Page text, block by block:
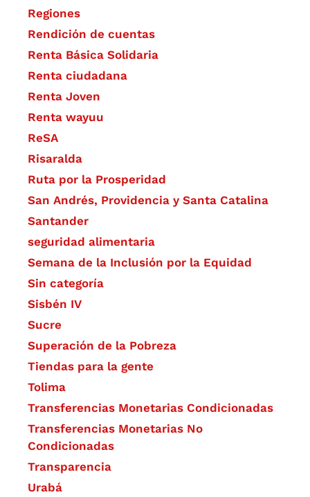
Regiones
Rendición de cuentas
Renta Básica Solidaria
Renta ciudadana
Renta Joven
Renta wayuu
ReSA
Risaralda
Ruta por la Prosperidad
San Andrés, Providencia y Santa Catalina
Santander
seguridad alimentaria
Semana de la Inclusión por la Equidad
Sin categoría
Sisbén IV
Sucre
Superación de la Pobreza
Tiendas para la gente
Tolima
Transferencias Monetarias Condicionadas
Transferencias Monetarias No
Condicionadas
Transparencia
Urabá